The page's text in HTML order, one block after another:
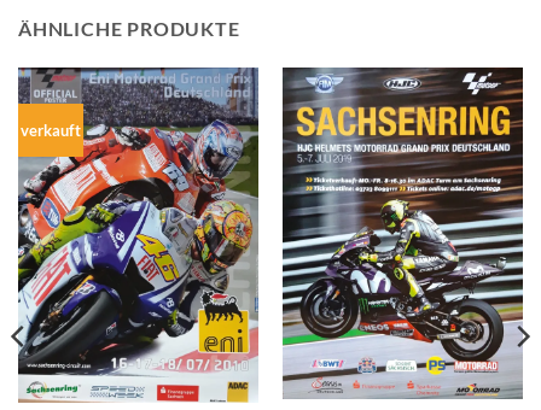
ÄHNLICHE PRODUKTE
verkauft